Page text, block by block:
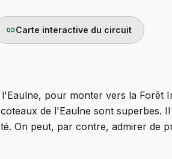
linkCarte interactive du circuit
pour monter vers la Forêt
de l'Eaulne sont superbes.
On peut, par contre, admirer de